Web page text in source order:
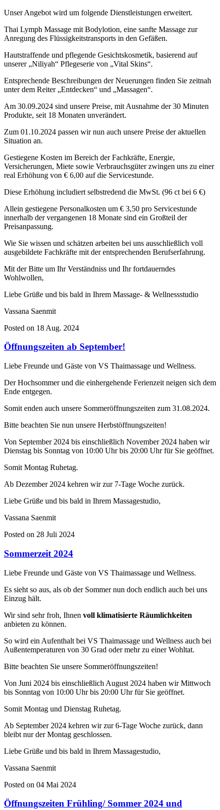
Unser Angebot wird um folgende Dienstleistungen erweitert.
Thai Lymph Massage mit Bodylotion, eine sanfte Massage zur
Anregung des Flüssigkeitstransports in den Gefäßen.
Hautstraffende und pflegende Gesichtskosmetik, basierend auf
unserer „Niliyah“ Pflegeserie von „Vital Skins“.
Entsprechende Beschreibungen der Neuerungen finden Sie zeitnah
unter dem Reiter „Entdecken“ und „Massagen“.
Am 30.09.2024 sind unsere Preise, mit Ausnahme der 30 Minuten
Produkte, seit 18 Monaten unverändert.
Zum 01.10.2024 passen wir nun auch unsere Preise der aktuellen
Situation an.
Gestiegene Kosten im Bereich der Fachkräfte, Energie,
Versicherungen, Miete sowie Verbrauchsgüter zwingen uns zu einer
real Erhöhung von € 6,00 auf die Servicestunde.
Diese Erhöhung includiert selbstredend die MwSt. (96 ct bei 6 €)
Allein gestiegene Personalkosten um € 3,50 pro Servicestunde
innerhalb der vergangenen 18 Monate sind ein Großteil der
Preisanpassung.
Wie Sie wissen und schätzen arbeiten bei uns ausschließlich voll
ausgebildete Fachkräfte mit der entsprechenden Berufserfahrung.
Mit der Bitte um Ihr Verständniss und Ihr fortdauerndes
Wohlwollen,
Liebe Grüße und bis bald in Ihrem Massage- & Wellnessstudio
Vassana Saenmit
Posted on 18 Aug. 2024
Öffnungszeiten ab September!
Liebe Freunde und Gäste von VS Thaimassage und Wellness.
Der Hochsommer und die einhergehende Ferienzeit neigen sich dem
Ende entgegen.
Somit enden auch unsere Sommeröffnungszeiten zum 31.08.2024.
Bitte beachten Sie nun unsere Herbstöffnungszeiten!
Von September 2024 bis einschließlich November 2024 haben wir
Dienstag bis Sonntag von 10:00 Uhr bis 20:00 Uhr für Sie geöffnet.
Somit Montag Ruhetag.
Ab Dezember 2024 kehren wir zur 7-Tage Woche zurück.
Liebe Grüße und bis bald in Ihrem Massagestudio,
Vassana Saenmit
Posted on 28 Juli 2024
Sommerzeit 2024
Liebe Freunde und Gäste von VS Thaimassage und Wellness.
Es sieht so aus, als ob der Sommer nun doch endlich auch bei uns
Einzug hält.
Wir sind sehr froh, Ihnen voll klimatisierte Räumlichkeiten
anbieten zu können.
So wird ein Aufenthalt bei VS Thaimassage und Wellness auch bei
Außentemperaturen von 30 Grad oder mehr zu einer Wohltat.
Bitte beachten Sie unsere Sommeröffnungszeiten!
Von Juni 2024 bis einschließlich August 2024 haben wir Mittwoch
bis Sonntag von 10:00 Uhr bis 20:00 Uhr für Sie geöffnet.
Somit Montag und Dienstag Ruhetag.
Ab September 2024 kehren wir zur 6-Tage Woche zurück, dann
bleibt nur der Montag geschlossen.
Liebe Grüße und bis bald in Ihrem Massagestudio,
Vassana Saenmit
Posted on 04 Mai 2024
Öffnungszeiten Frühling/ Sommer 2024 und